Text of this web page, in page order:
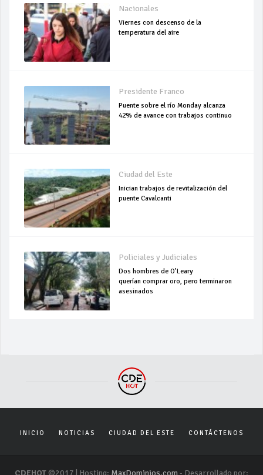
Nacionales
Viernes con descenso de la
temperatura del aire
Presidente Franco
Puente sobre el río Monday alcanza
42% de avance con trabajos continuo
Ciudad del Este
Inician trabajos de revitalización del
puente Cavalcanti
Policiales y Judiciales
Dos hombres de O’Leary
querían comprar oro, pero terminaron
asesinados
INICIO NOTICIAS CIUDAD DEL ESTE CONTÁCTENOS